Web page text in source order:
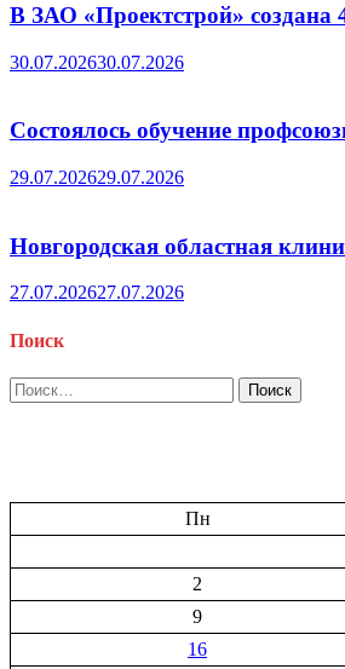
В ЗАО «Проектстрой» создана
30.07.202630.07.2026
Состоялось обучение
29.07.202629.07.2026
Новгородская областная
27.07.202627.07.2026
Поиск
Найти:
Пн
2
9
16